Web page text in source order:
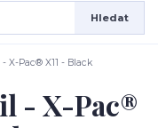
Hledat
X-Pac® X11 - Black
- X-Pac®